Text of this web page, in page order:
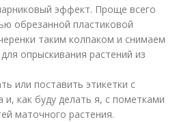
эффект. Проще всего
обрезанной пластиковой
таким колпаком и снимаем
опрыскивания растений из
или поставить этикетки с
и, как буду делать я, с пометками
маточного растения.